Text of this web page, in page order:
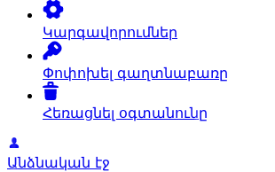
Կարգավորումներ
Փոփոխել գաղտնաբառը
Հեռացնել օգտանունը
Անձնական էջ